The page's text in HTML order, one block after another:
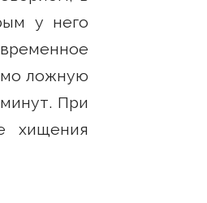
у него
ложную
При
хищения